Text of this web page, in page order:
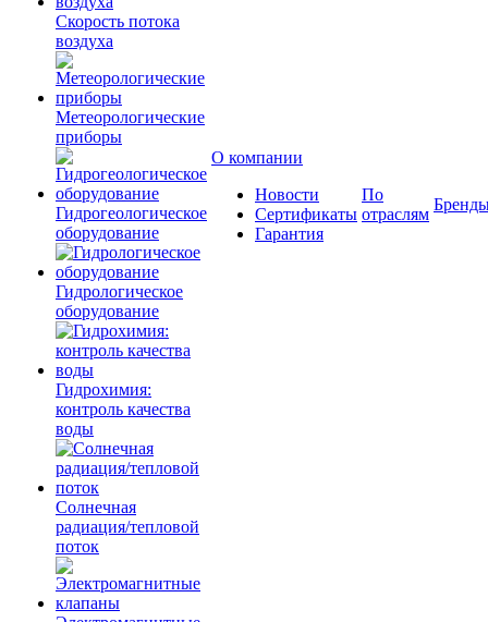
Скорость потока
воздуха
Метеорологические
приборы
Гидрогеологическое
оборудование
Гидрологическое
оборудование
Гидрохимия:
контроль качества
воды
Солнечная
радиация/тепловой
поток
О компании
Новости
Сертификаты
Гарантия
По
отраслям